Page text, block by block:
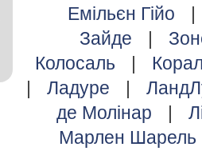
Емільєн Гійо
|
Зайде
|
Колосаль
|
|
Ладуре |
де Молінар
|
Марлен Шарель